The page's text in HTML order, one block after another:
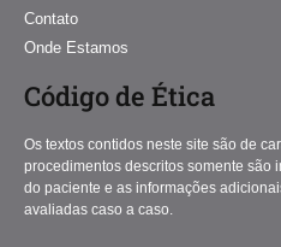
Contato
Onde Estamos
Código de Ética
Os textos contidos neste site são de
procedimentos descritos somente são
do paciente e as informações
avaliadas caso a caso.